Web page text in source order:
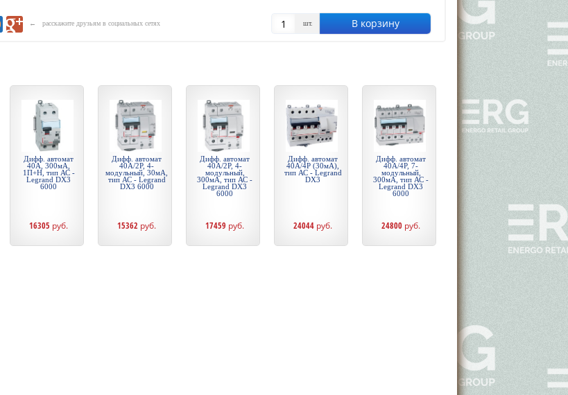
шт. В корзину
← расскажите друзьям в социальных сетях
Дифф. автомат
40А, 300мА,
1П+Н, тип АС -
Legrand DX3
6000
16305 руб.
Дифф. автомат
40А/2P, 4-
модульный, 30мА,
тип АС - Legrand
DX3 6000
15362 руб.
Дифф. автомат
40А/2P, 4-
модульный,
300мА, тип АС -
Legrand DX3
6000
17459 руб.
Дифф. автомат
40А/4P (30мА),
тип АС - Legrand
DX3
24044 руб.
Дифф. автомат
40А/4P, 7-
модульный,
300мА, тип АС -
Legrand DX3
6000
24800 руб.